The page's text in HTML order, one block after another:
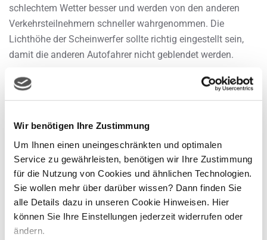
Wir benötigen Ihre Zustimmung
Um Ihnen einen uneingeschränkten und optimalen
Service zu gewährleisten, benötigen wir Ihre Zustimmung
für die Nutzung von Cookies und ähnlichen Technologien.
Sie wollen mehr über darüber wissen? Dann finden Sie
alle Details dazu in unseren Cookie Hinweisen. Hier
können Sie Ihre Einstellungen jederzeit widerrufen oder
ändern.
schlechtem Wetter besser und werden von den anderen
Verkehrsteilnehmern schneller wahrgenommen. Die
Lichthöhe der Scheinwerfer sollte richtig eingestellt sein,
damit die anderen Autofahrer nicht geblendet werden.
Batterie und Bremsen
Pannenursachen im Winter, denn durch erhöhte Nutzung
und Sitzheizungen wird die Batterie besonders
beansprucht. Lassen Sie diese lieber rechtzeitig überprüfen
und schauen Sie, dass die Pole gut gefettet und sauber
sind. Sinnvoll ist auch ein Starthilfekabel im Fahrzeug zu
haben. Auch die Bremsen Ihres Fahrzeuges sollten zum
Wintereinbruch optimal funktionieren. Die